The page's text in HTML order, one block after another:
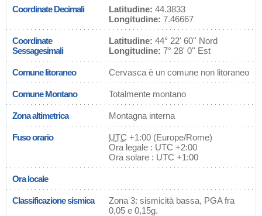
Coordinate Decimali Latitudine: 44.3833
Longitudine: 7.46667
Coordinate
Sessagesimali
Latitudine: 44° 22' 60'' Nord
Longitudine: 7° 28' 0'' Est
Comune litoraneo Cervasca è un comune non litoraneo
Comune Montano Totalmente montano
Zona altimetrica Montagna interna
Fuso orario UTC +1:00 (Europe/Rome)
Ora legale : UTC +2:00
Ora solare : UTC +1:00
Ora locale
Classificazione sismica
Zona 3: sismicità bassa, PGA fra
0,05 e 0,15g.